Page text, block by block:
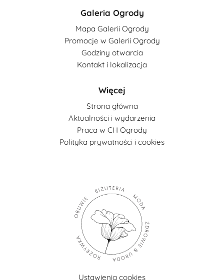
Galeria Ogrody
Mapa Galerii Ogrody
Promocje w Galerii Ogrody
Godziny otwarcia
Kontakt i lokalizacja
Więcej
Strona główna
Aktualności i wydarzenia
Praca w CH Ogrody
Polityka prywatności i cookies
Ustawienia cookies